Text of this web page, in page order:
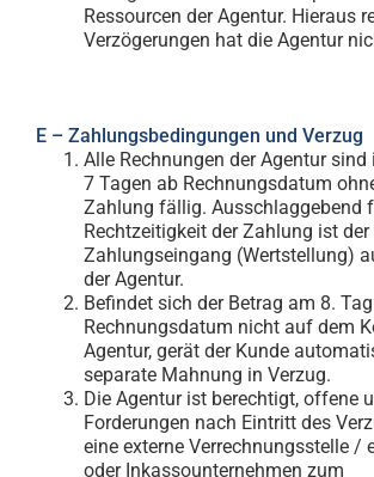
Ressourcen der Agentur. Hieraus
Verzögerungen hat die Agentur
E – Zahlungsbedingungen und Verzug
Alle Rechnungen der Agentur
7 Tagen ab Rechnungsdatum
Zahlung fällig. Ausschlaggebend
Rechtzeitigkeit der Zahlung ist
Zahlungseingang (Wertstellung)
der Agentur.
Befindet sich der Betrag am 8.
Rechnungsdatum nicht auf dem
Agentur, gerät der Kunde
separate Mahnung in Verzug.
Die Agentur ist berechtigt, offene
Forderungen nach Eintritt des
eine externe Verrechnungsstelle /
oder Inkassounternehmen zum